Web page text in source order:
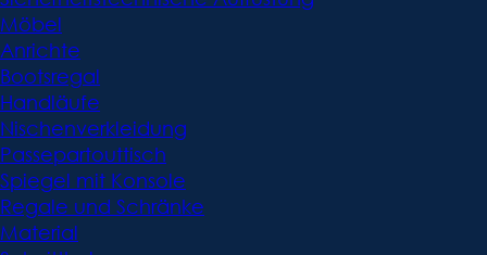
Möbel
Anrichte
Bootsregal
Handläufe
Nischenverkleidung
Passepartouttisch
Spiegel mit Konsole
Regale und Schränke
Material